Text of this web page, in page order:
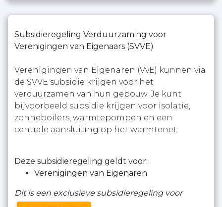
Subsidieregeling Verduurzaming voor
Verenigingen van Eigenaars (SVVE)
Verenigingen van Eigenaren (VvE) kunnen via
de SVVE subsidie krijgen voor het
verduurzamen van hun gebouw. Je kunt
bijvoorbeeld subsidie krijgen voor isolatie,
zonneboilers, warmtepompen en een
centrale aansluiting op het warmtenet.
Deze subsidieregeling geldt voor:
Verenigingen van Eigenaren
Dit is een exclusieve subsidieregeling voor